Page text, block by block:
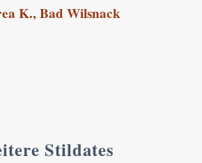
K., Bad Wilsnack
Stildates